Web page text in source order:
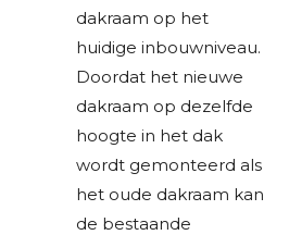
dakraam op het
huidige inbouwniveau.
Doordat het nieuwe
dakraam op dezelfde
hoogte in het dak
wordt gemonteerd als
het oude dakraam kan
de bestaande